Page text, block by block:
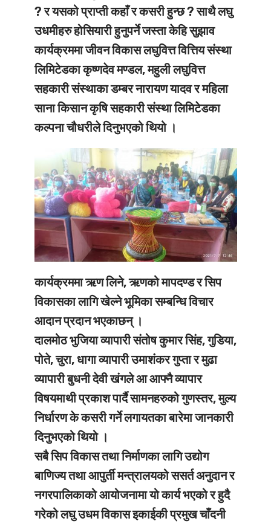
? र यसको प्राप्ती कहाँ र कसरी हुन्छ ? साथै लघु
उधमीहरु होसियारी हुनुपर्ने जस्ता केहि सुझाव
कार्यक्रममा जीवन विकास लघुवित्त वित्तिय संस्था
लिमिटेडका कृष्णदेव मण्डल, महुली लघुवित्त
सहकारी संस्थाका डम्बर नारायण यादव र महिला
साना किसान कृषि सहकारी संस्था लिमिटेडका
कल्पना चौधरीले दिनुभएको थियो ।
कार्यक्रममा ऋण लिने, ऋणको मापदण्ड र सिप
विकासका लागि खेल्ने भूमिका सम्बन्धि विचार
आदान प्रदान भएकाछन् ।
दालमोठ भुजिया व्यापारी संतोष कुमार सिंह, गुडिया,
पोते, चुरा, धागा व्यापारी उमाशंकर गुप्ता र मुढा
व्यापारी बुधनी देवी खंगले आ आफ्नै व्यापार
विषयमाथी प्रकाश पार्दै सामनहरुको गुणस्तर, मुल्य
निर्धारण के कसरी गर्ने लगायतका बारेमा जानकारी
दिनुभएको थियो ।
सबै सिप विकास तथा निर्माणका लागि उद्योग
बाणिज्य तथा आपुर्ती मन्त्रालयको ससर्त अनुदान र
नगरपालिकाको आयोजनामा यो कार्य भएको र हुदै
गरेको लघु उधम विकास इकाईकी प्रमुख चाँदनी